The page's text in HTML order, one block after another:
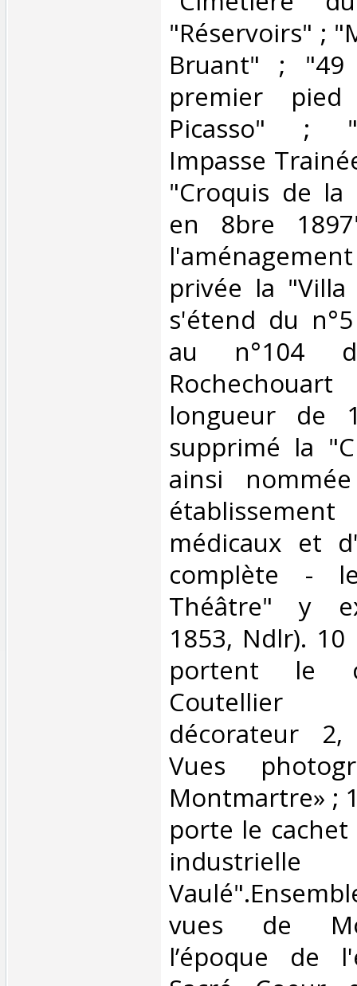
"Réservoirs" ;
Bruant" ; "49
premier
Picasso" ;
Impasse
"Croquis de
en 8bre
privée la
s'étend du
au n°104
longueur de
supprimé la
ainsi
médicaux et
complète -
Théâtre" y
1853, Ndlr).
portent le
Coutellier
décorateur
Vues
Montmartre» ;
porte le
vues de
l’époque de